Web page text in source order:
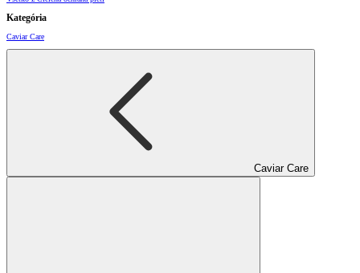
Kategória
Caviar Care
Caviar Care